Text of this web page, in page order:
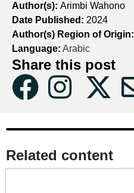
Author(s): Arimbi Wahono
Date Published: 2024
Author(s) Region of Origin:
Language: Arabic
Share this post
Related content​